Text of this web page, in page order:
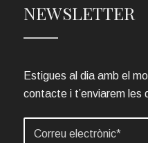
NEWSLETTER
Estigues al dia amb el
contacte i t’enviarem les